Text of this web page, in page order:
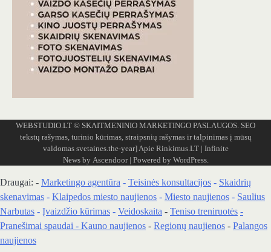
WEBSTUDIO.LT © SKAITMENINIO MARKETINGO PASLAUGOS. SEO
tekstų rašymas, turinio kūrimas, straipsnių rašymas ir talpinimas į mūsų
valdomas svetaines.the-year]Apie Rinkimus.LT| Infinite
News by Ascendoor| Powered by WordPress.
Draugai: - Marketingo agentūra - Teisinės konsultacijos - Skaidrių
skenavimas - Klaipedos miesto naujienos - Miesto naujienos - Saulius
Narbutas - Įvaizdžio kūrimas - Veidoskaita - Teniso treniruotės -
Pranešimai spaudai - Kauno naujienos - Regionų naujienos - Palangos
naujienos